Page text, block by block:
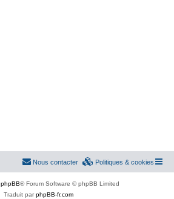
Politiques & cookies
Nous contacter
phpBB® Forum Software © phpBB Limited
Traduit parphpBB-fr.com